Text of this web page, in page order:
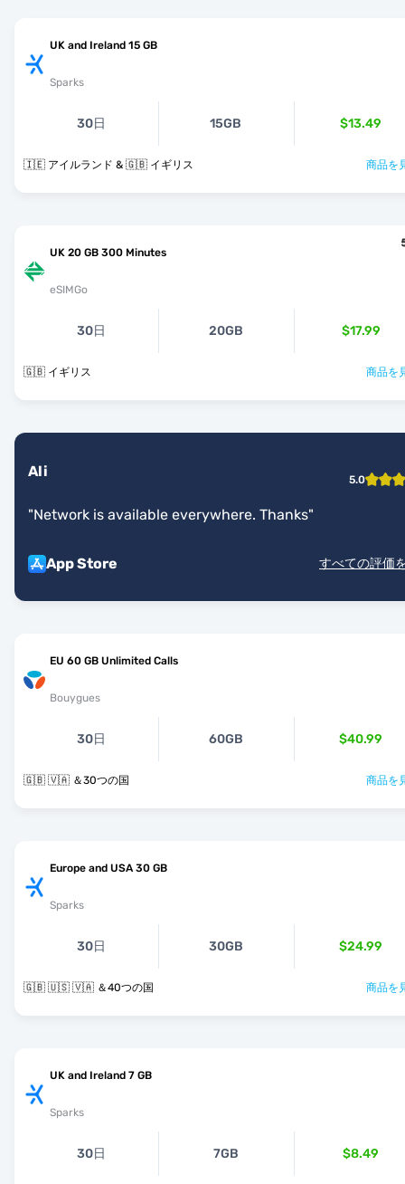
UK and Ireland 15 GB
Sparks
30日 15GB $13.49
🇮🇪 アイルランド & 🇬🇧 イギリス 商品を
UK 20 GB 300 Minutes
eSIMGo
30日 20GB $17.99
🇬🇧 イギリス 商品を
Ali 5.0
"Network is available everywhere. Thanks"
App Store すべての評価
EU 60 GB Unlimited Calls
Bouygues
30日 60GB $40.99
🇬🇧 🇻🇦 ＆30つの国 商品を
Europe and USA 30 GB
Sparks
30日 30GB $24.99
🇬🇧 🇺🇸 🇻🇦 ＆40つの国 商品を
UK and Ireland 7 GB
Sparks
30日 7GB $8.49